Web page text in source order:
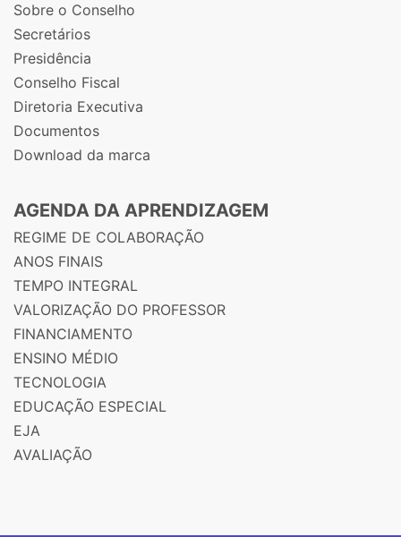
Sobre o Conselho
Secretários
Presidência
Conselho Fiscal
Diretoria Executiva
Documentos
Download da marca
AGENDA DA APRENDIZAGEM
REGIME DE COLABORAÇÃO
ANOS FINAIS
TEMPO INTEGRAL
VALORIZAÇÃO DO PROFESSOR
FINANCIAMENTO
ENSINO MÉDIO
TECNOLOGIA
EDUCAÇÃO ESPECIAL
EJA
AVALIAÇÃO